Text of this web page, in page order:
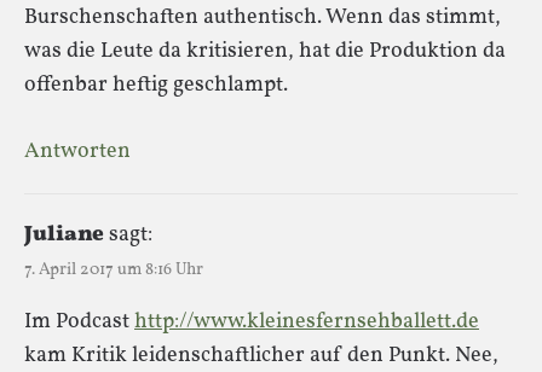
Burschenschaften authentisch. Wenn das stimmt,
was die Leute da kritisieren, hat die Produktion da
offenbar heftig geschlampt.
Antworten
Julianesagt:
7. April 2017 um 8:16 Uhr
Im Podcasthttp://www.kleinesfernsehballett.de
kam Kritik leidenschaftlicher auf den Punkt. Nee,